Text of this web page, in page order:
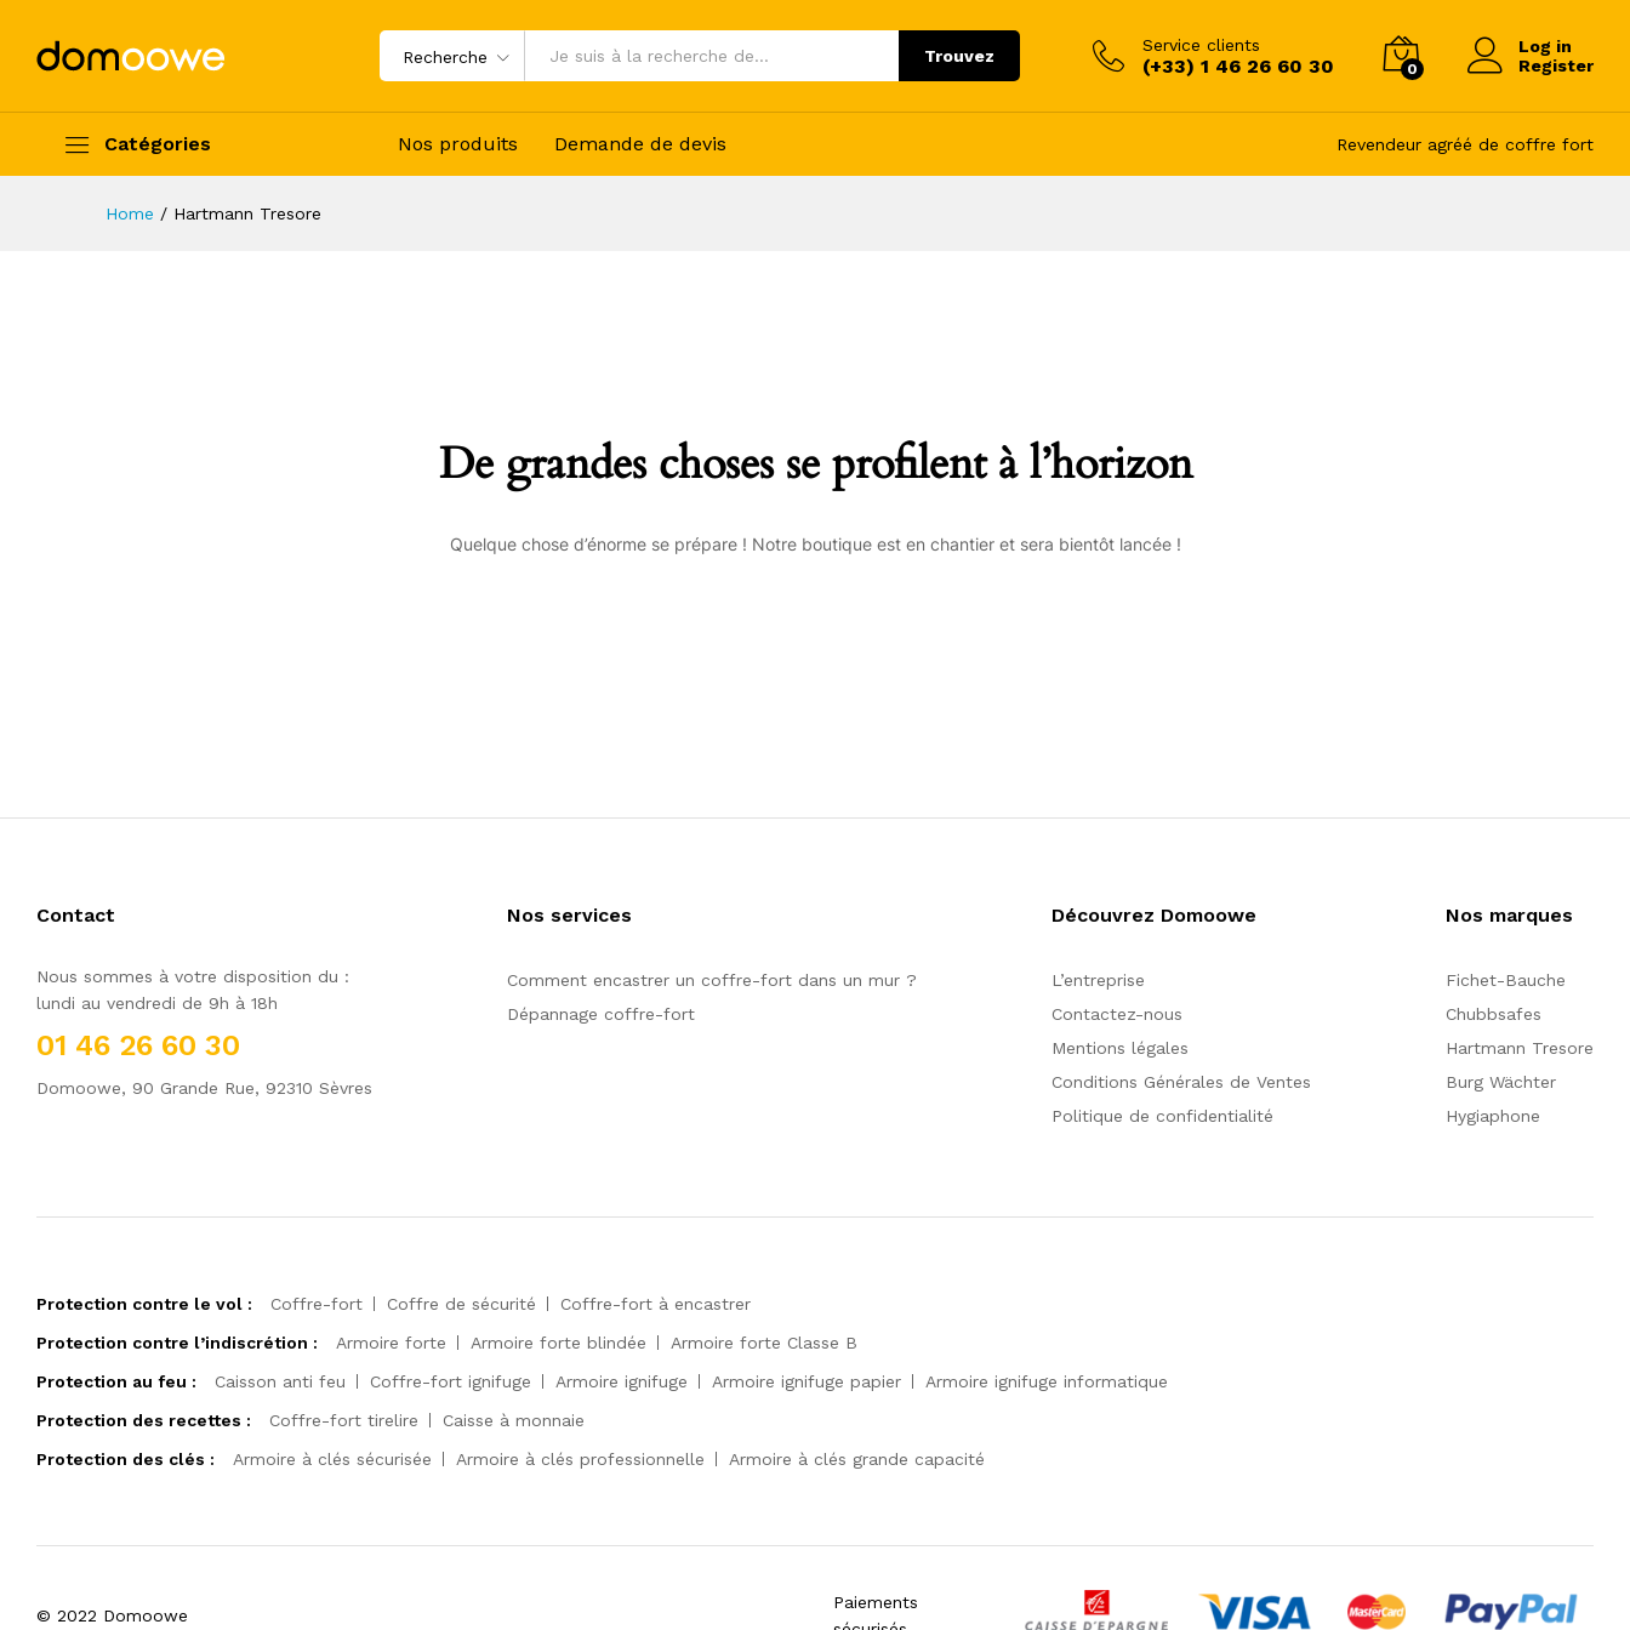
Recherche Trouvez
Service clients
(+33) 1 46 26 60 30 0
Log in
Register
Catégories Nos produits Demande de devis Revendeur agréé de coffre fort
Home / Hartmann Tresore
De grandes choses se profilent à l’horizon
Quelque chose d’énorme se prépare ! Notre boutique est en chantier et sera bientôt lancée !
Contact
Nous sommes à votre disposition du :
lundi au vendredi de 9h à 18h
01 46 26 60 30
Domoowe, 90 Grande Rue, 92310 Sèvres
Nos services
Comment encastrer un coffre-fort dans un mur ?
Dépannage coffre-fort
Découvrez Domoowe
L’entreprise
Contactez-nous
Mentions légales
Conditions Générales de Ventes
Politique de confidentialité
Nos marques
Fichet-Bauche
Chubbsafes
Hartmann Tresore
Burg Wächter
Hygiaphone
Protection contre le vol : Coffre-fort Coffre de sécurité
Coffre-fort à encastrer
Protection contre l’indiscrétion :
Armoire forte Armoire forte blindée
Armoire forte Classe B
Protection au feu :
Caisson anti feu Coffre-fort ignifuge Armoire ignifuge Armoire ignifuge papier
Armoire ignifuge informatique
Protection des recettes :
Coffre-fort tirelire
Caisse à monnaie
Protection des clés :
Armoire à clés sécurisée Armoire à clés professionnelle Armoire à clés grande capacité
© 2022 Domoowe
Paiements